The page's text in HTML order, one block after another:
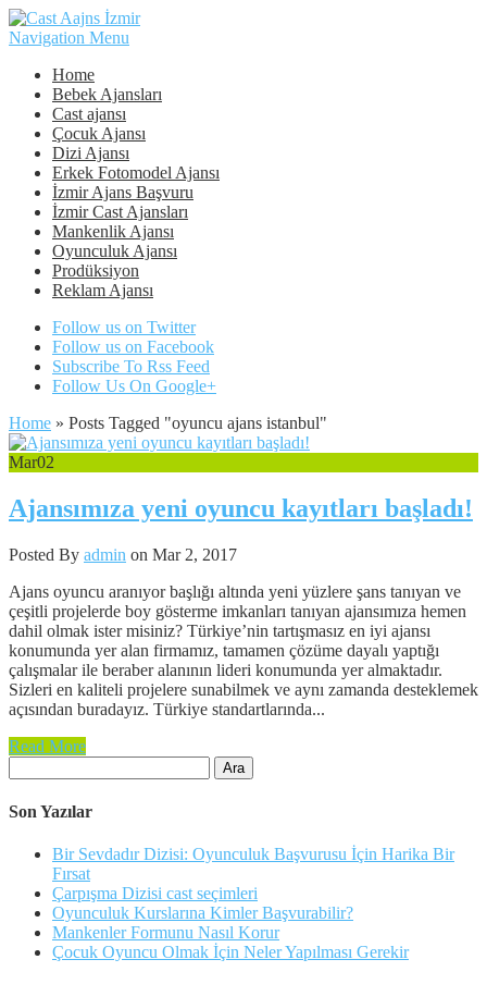
Navigation Menu
Home
Bebek Ajansları
Cast ajansı
Çocuk Ajansı
Dizi Ajansı
Erkek Fotomodel Ajansı
İzmir Ajans Başvuru
İzmir Cast Ajansları
Mankenlik Ajansı
Oyunculuk Ajansı
Prodüksiyon
Reklam Ajansı
Follow us on Twitter
Follow us on Facebook
Subscribe To Rss Feed
Follow Us On Google+
Home » Posts Tagged "oyuncu ajans istanbul"
Mar02
Ajansımıza yeni oyuncu kayıtları başladı!
Posted By admin on Mar 2, 2017
Ajans oyuncu aranıyor başlığı altında yeni yüzlere şans tanıyan ve
çeşitli projelerde boy gösterme imkanları tanıyan ajansımıza hemen
dahil olmak ister misiniz? Türkiye’nin tartışmasız en iyi ajansı
konumunda yer alan firmamız, tamamen çözüme dayalı yaptığı
çalışmalar ile beraber alanının lideri konumunda yer almaktadır.
Sizleri en kaliteli projelere sunabilmek ve aynı zamanda desteklemek
açısından buradayız. Türkiye standartlarında...
Read More
Son Yazılar
Bir Sevdadır Dizisi: Oyunculuk Başvurusu İçin Harika Bir
Fırsat
Çarpışma Dizisi cast seçimleri
Oyunculuk Kurslarına Kimler Başvurabilir?
Mankenler Formunu Nasıl Korur
Çocuk Oyuncu Olmak İçin Neler Yapılması Gerekir